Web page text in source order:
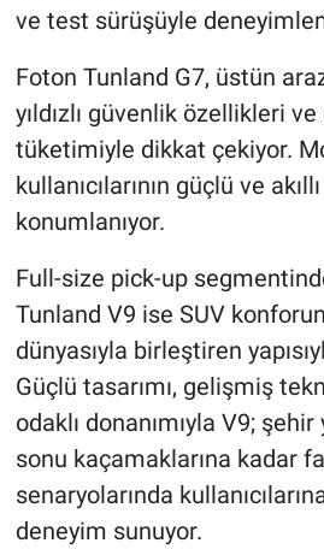
ve test sürüşüyle
Foton Tunland G7, üstün
yıldızlı güvenlik özellikleri
tüketimiyle dikkat çekiyor.
kullanıcılarının güçlü ve
konumlanıyor.
Full-size pick-up
Tunland V9 ise SUV
dünyasıyla birleştiren
Güçlü tasarımı, gelişmiş
odaklı donanımıyla V9;
sonu kaçamaklarına kadar
senaryolarında
deneyim sunuyor.